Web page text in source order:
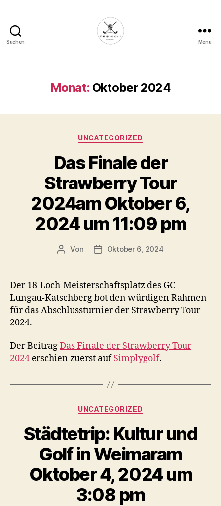
Suchen
Deine
Plattform
Golfbegeisterte!
Menü
Monat: Oktober 2024
Kategorien
UNCATEGORIZED
Das Finale der
Strawberry Tour
2024am Oktober 6,
2024 um 11:09 pm
Beitragsautor
Von Veröffentlichungsdatum
Oktober 6, 2024
Der 18-Loch-Meisterschaftsplatz des GC
Lungau-Katschberg bot den würdigen Rahmen
für das Abschlussturnier der Strawberry Tour
2024.
Der BeitragDas Finale der Strawberry Tour
2024 erschien zuerst aufSimplygolf.
Kategorien
UNCATEGORIZED
Städtetrip: Kultur und
Golf in Weimaram
Oktober 4, 2024 um
3:08 pm